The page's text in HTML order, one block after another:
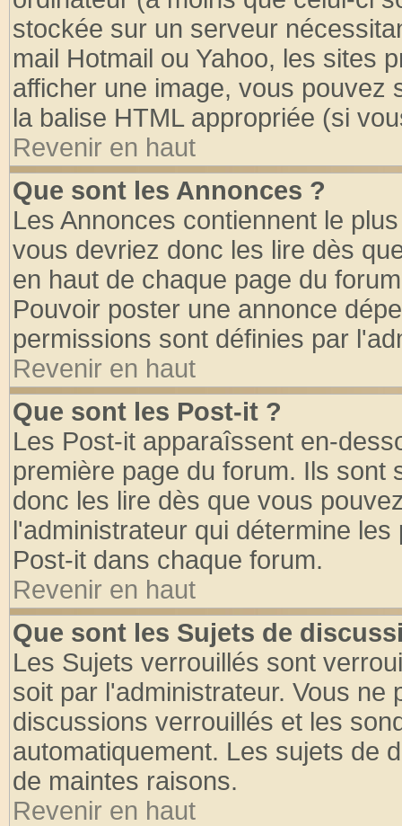
stockée sur un serveur
mail Hotmail ou Yahoo, les sites
afficher une image, vous pouvez
la balise HTML appropriée (si
Revenir en haut
Que sont les Annonces ?
Les Annonces contiennent le
vous devriez donc les lire dès
en haut de chaque page du
Pouvoir poster une annonce
permissions sont définies par
Revenir en haut
Que sont les Post-it ?
Les Post-it apparaîssent en-
première page du forum. Ils
donc les lire dès que vous
l'administrateur qui détermine
Post-it dans chaque forum.
Revenir en haut
Que sont les Sujets de
Les Sujets verrouillés sont
soit par l'administrateur. Vous
discussions verrouillés et les
automatiquement. Les sujets de
de maintes raisons.
Revenir en haut